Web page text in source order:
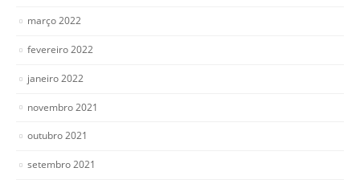
março 2022
fevereiro 2022
janeiro 2022
novembro 2021
outubro 2021
setembro 2021